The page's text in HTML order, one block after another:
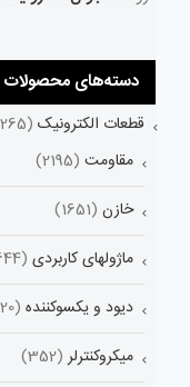
دسته‌های محصولات
قطعات الکترونیک (11265)
مقاومت (2195)
خازن (1651)
ماژولهای کاربردی (1644)
دیود و یکسوکننده (2020)
میکروکنترلر (352)